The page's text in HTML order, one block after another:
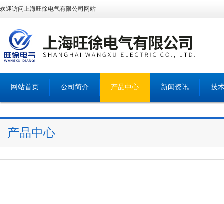
欢迎访问上海旺徐电气有限公司网站
网站首页 公司简介 产品中心 新闻资讯 技
产品中心